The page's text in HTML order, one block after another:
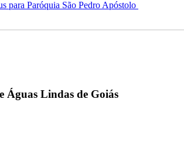
para Paróquia São Pedro Apóstolo
Águas Lindas de Goiás